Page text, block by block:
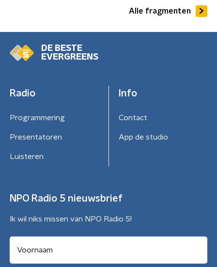
Alle fragmenten
DE BESTE
EVERGREENS
Radio
Programmering
Presentatoren
Luisteren
Info
Contact
App de studio
NPO Radio 5 nieuwsbrief
Ik wil niks missen van NPO Radio 5!